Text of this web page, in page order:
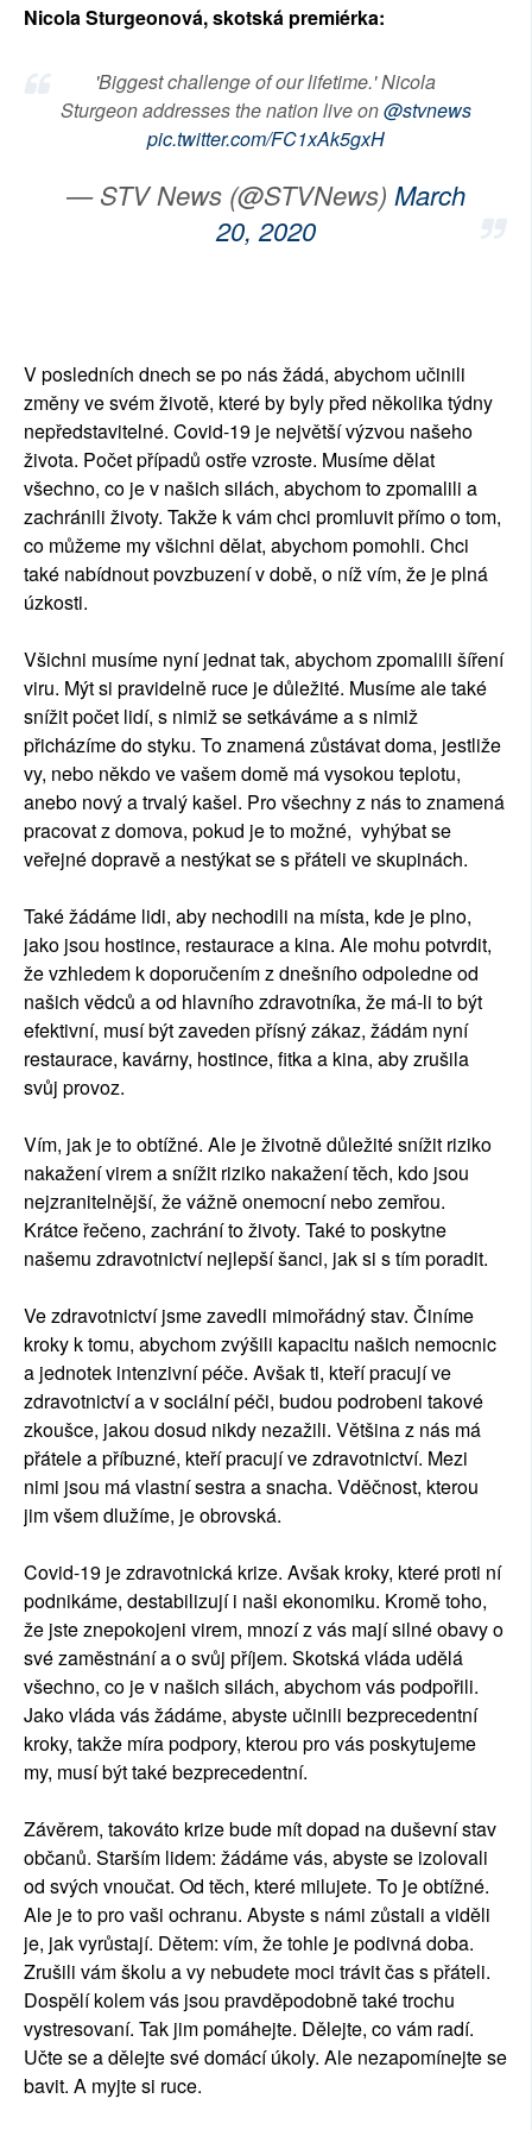
SOCIÁLNÍ SÍTĚ
RUBRIKY
PLNÁ VERZE STRÁNEK
Nicola Sturgeonová, skotská premiérka:
'Biggest challenge of our lifetime.' Nicola
Sturgeon addresses the nation live on@stvnews
pic.twitter.com/FC1xAk5gxH
— STV News (@STVNews) March
20, 2020
V posledních dnech se po nás žádá, abychom učinili
změny ve svém životě, které by byly před několika týdny
nepředstavitelné. Covid-19 je největší výzvou našeho
života. Počet případů ostře vzroste. Musíme dělat
všechno, co je v našich silách, abychom to zpomalili a
zachránili životy. Takže k vám chci promluvit přímo o tom,
co můžeme my všichni dělat, abychom pomohli. Chci
také nabídnout povzbuzení v době, o níž vím, že je plná
úzkosti.
Všichni musíme nyní jednat tak, abychom zpomalili šíření
viru. Mýt si pravidelně ruce je důležité. Musíme ale také
snížit počet lidí, s nimiž se setkáváme a s nimiž
přicházíme do styku. To znamená zůstávat doma, jestliže
vy, nebo někdo ve vašem domě má vysokou teplotu,
anebo nový a trvalý kašel. Pro všechny z nás to znamená
pracovat z domova, pokud je to možné, vyhýbat se
veřejné dopravě a nestýkat se s přáteli ve skupinách.
Také žádáme lidi, aby nechodili na místa, kde je plno,
jako jsou hostince, restaurace a kina. Ale mohu potvrdit,
že vzhledem k doporučením z dnešního odpoledne od
našich vědců a od hlavního zdravotníka, že má-li to být
efektivní, musí být zaveden přísný zákaz, žádám nyní
restaurace, kavárny, hostince, fitka a kina, aby zrušila
svůj provoz.
Vím, jak je to obtížné. Ale je životně důležité snížit riziko
nakažení virem a snížit riziko nakažení těch, kdo jsou
nejzranitelnější, že vážně onemocní nebo zemřou.
Krátce řečeno, zachrání to životy. Také to poskytne
našemu zdravotnictví nejlepší šanci, jak si s tím poradit.
Ve zdravotnictví jsme zavedli mimořádný stav. Činíme
kroky k tomu, abychom zvýšili kapacitu našich nemocnic
a jednotek intenzivní péče. Avšak ti, kteří pracují ve
zdravotnictví a v sociální péči, budou podrobeni takové
zkoušce, jakou dosud nikdy nezažili. Většina z nás má
přátele a příbuzné, kteří pracují ve zdravotnictví. Mezi
nimi jsou má vlastní sestra a snacha. Vděčnost, kterou
jim všem dlužíme, je obrovská.
Covid-19 je zdravotnická krize. Avšak kroky, které proti ní
podnikáme, destabilizují i naši ekonomiku. Kromě toho,
že jste znepokojeni virem, mnozí z vás mají silné obavy o
své zaměstnání a o svůj příjem. Skotská vláda udělá
všechno, co je v našich silách, abychom vás podpořili.
Jako vláda vás žádáme, abyste učinili bezprecedentní
kroky, takže míra podpory, kterou pro vás poskytujeme
my, musí být také bezprecedentní.
Závěrem, takováto krize bude mít dopad na duševní stav
občanů. Starším lidem: žádáme vás, abyste se izolovali
od svých vnoučat. Od těch, které milujete. To je obtížné.
Ale je to pro vaši ochranu. Abyste s námi zůstali a viděli
je, jak vyrůstají. Dětem: vím, že tohle je podivná doba.
Zrušili vám školu a vy nebudete moci trávit čas s přáteli.
Dospělí kolem vás jsou pravděpodobně také trochu
vystresovaní. Tak jim pomáhejte. Dělejte, co vám radí.
Učte se a dělejte své domácí úkoly. Ale nezapomínejte se
bavit. A myjte si ruce.